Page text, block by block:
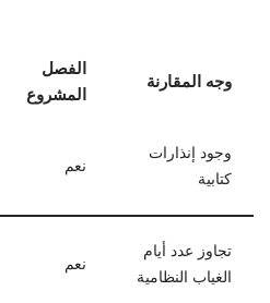
وجه المقارنة
الفصل
المشروع
وجود إنذارات
كتابية
نعم
تجاوز عدد أيام
الغياب النظامية
نعم